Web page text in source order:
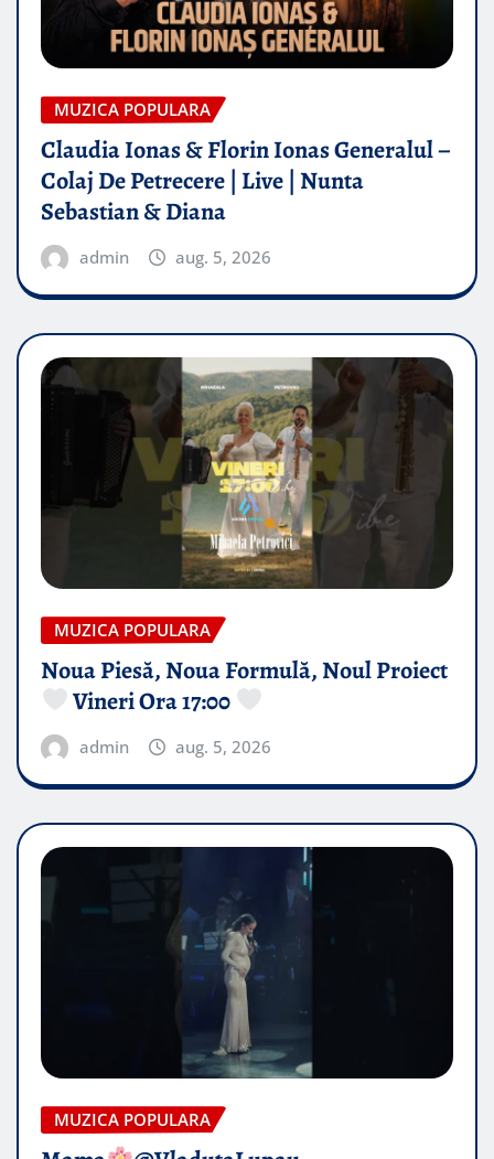
MUZICA POPULARA
Claudia Ionas & Florin Ionas Generalul –
Colaj De Petrecere | Live | Nunta
Sebastian & Diana
admin aug. 5, 2026
MUZICA POPULARA
Noua Piesă, Noua Formulă, Noul Proiect
Vineri Ora 17:00
admin aug. 5, 2026
MUZICA POPULARA